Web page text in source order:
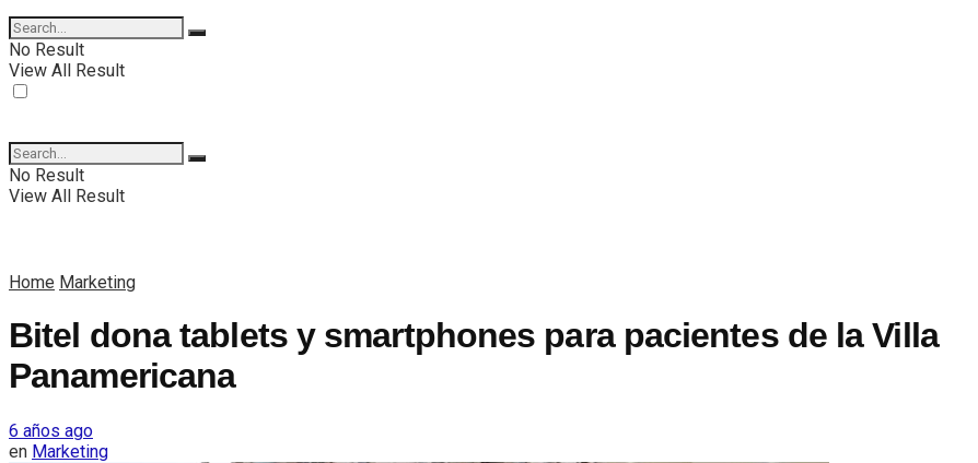
No Result
View All Result
No Result
View All Result
Home Marketing
Bitel dona tablets y smartphones para pacientes de la Villa
Panamericana
6 años ago
en Marketing